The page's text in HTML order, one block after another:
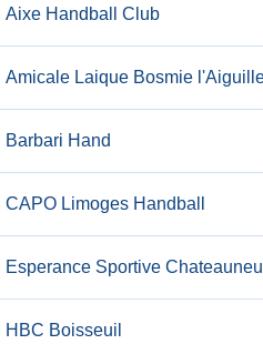
Aixe Handball Club
Amicale Laique Bosmie
Barbari Hand
CAPO Limoges Handball
Esperance Sportive
HBC Boisseuil